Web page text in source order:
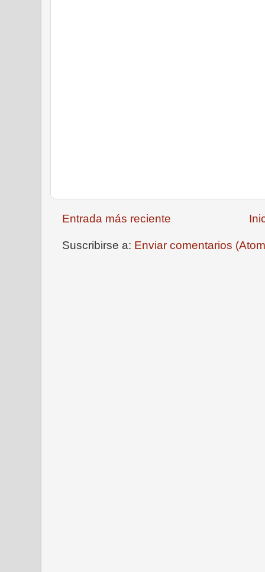
Entrada más reciente
Suscribirse a: Enviar comentarios